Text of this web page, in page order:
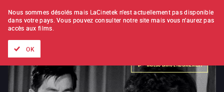
À L'UNITÉ ABONNEMENT
INCLUS DANS L'ABONNEMENT
Nous sommes désolés mais LaCinetek n'est actuellement pas disponible
dans votre pays. Vous pouvez consulter notre site mais vous n'aurez pas
accès aux films.
OK